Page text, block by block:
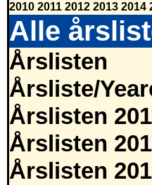
2010 2011 2012 2013 2014
Alle
Årslisten
Årsliste/
Årslisten
Årslisten
Årslisten